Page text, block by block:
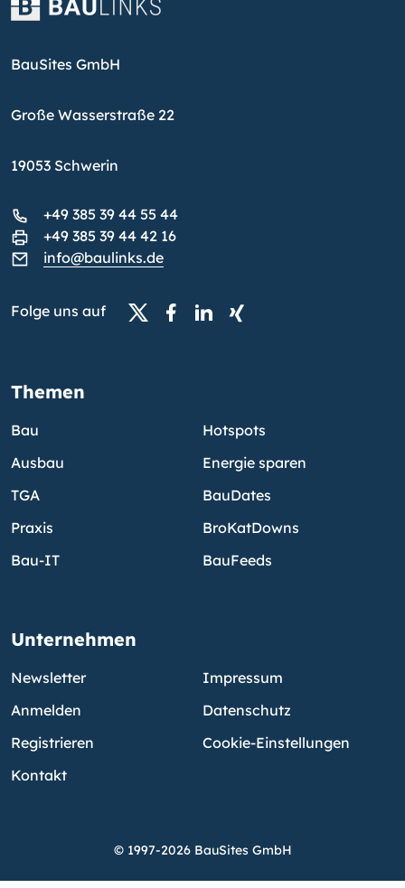
BauSites GmbH
Große Wasserstraße 22
19053 Schwerin
+49 385 39 44 55 44
+49 385 39 44 42 16
info@baulinks.de
Folge uns auf
Themen
Bau
Ausbau
TGA
Praxis
Bau-IT
Hotspots
Energie sparen
BauDates
BroKatDowns
BauFeeds
Unternehmen
Newsletter
Anmelden
Registrieren
Kontakt
Impressum
Datenschutz
Cookie-Einstellungen
© 1997-2026 BauSites GmbH